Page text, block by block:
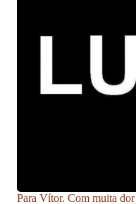
Para Vítor. Com muita dor